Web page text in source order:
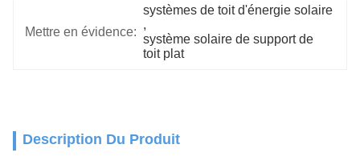
Mettre en évidence:
systèmes de toit d'énergie solaire
,
système solaire de support de
toit plat
Description Du Produit